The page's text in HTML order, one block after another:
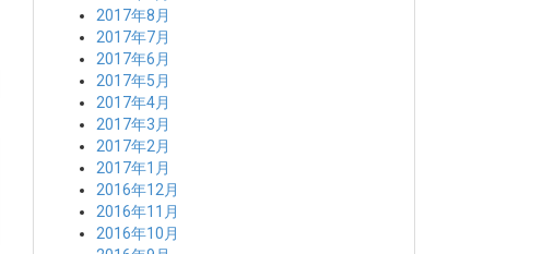
2017年8月
2017年7月
2017年6月
2017年5月
2017年4月
2017年3月
2017年2月
2017年1月
2016年12月
2016年11月
2016年10月